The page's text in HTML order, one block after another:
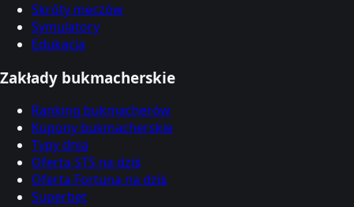
Skróty meczów
Symulatory
Edukacja
Zakłady bukmacherskie
Ranking bukmacherów
Kupony bukmacherskie
Typy dnia
Oferta STS na dziś
Oferta Fortuna na dziś
Superbet